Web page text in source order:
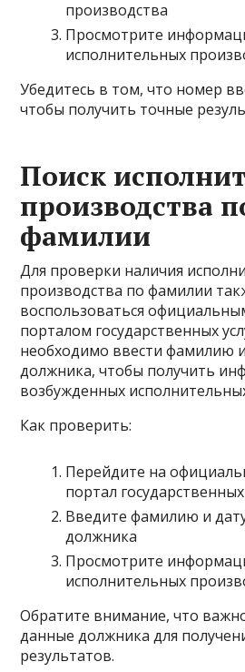
производства
Просмотрите
исполнительных
Убедитесь в том, что номер
чтобы получить точные
Поиск
производства
фамилии
Для проверки наличия
производства по фамилии
воспользоваться
порталом государственных
необходимо ввести фамилию
должника, чтобы получить
возбужденных
Как проверить:
Перейдите на
портал государственных
Введите фамилию и
должника
Просмотрите
исполнительных
Обратите внимание, что
данные должника для
результатов.